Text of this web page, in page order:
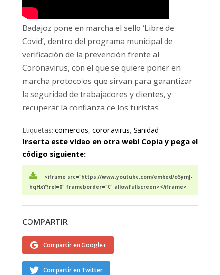
Badajoz pone en marcha el sello ‘Libre de
Covid’, dentro del programa municipal de
verificación de la prevención frente al
Coronavirus, con el que se quiere poner en
marcha protocolos que sirvan para garantizar
la seguridad de trabajadores y clientes, y
recuperar la confianza de los turistas.
Etiquetas: comercios, coronavirus, Sanidad
Inserta este vídeo en otra web! Copia y pega el
código siguiente:
<iframe src="https://www.youtube.com/embed/oSymJ-
hqHxY?rel=0" frameborder="0" allowfullscreen></iframe>
COMPARTIR
Compartir en Google+
Compartir en Twitter